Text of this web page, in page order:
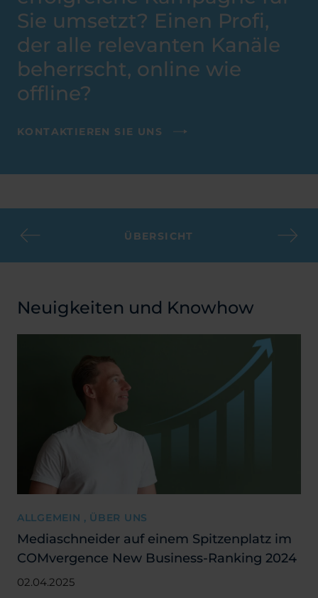
Sie umsetzt? Einen Profi,
der alle relevanten Kanäle
beherrscht, online wie
offline?
KONTAKTIEREN SIE UNS
ÜBERSICHT
Neuigkeiten und Knowhow
ALLGEMEIN , ÜBER UNS
Mediaschneider auf einem Spitzenplatz im
COMvergence New Business-Ranking 2024
02.04.2025